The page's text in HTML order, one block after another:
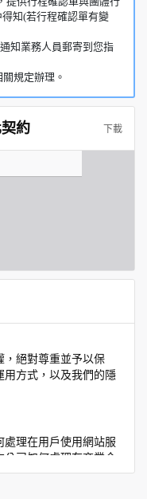
知(若行程確認單有變
知業務人員郵寄到您指
規定辦理。
約 下載
，絕對尊重並予以保
用方式，以及我們的隱
處理在用戶使用網站服
司如何處理在商業合
資料。隱私權保護政策